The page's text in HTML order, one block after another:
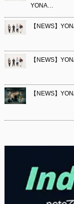
YONA…
【NEWS】
【NEWS】
【NEWS】